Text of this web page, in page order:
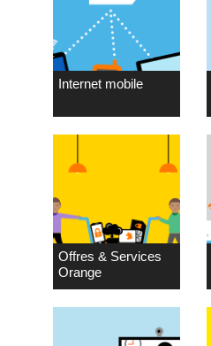
Internet mobile
Offres & Services
Orange